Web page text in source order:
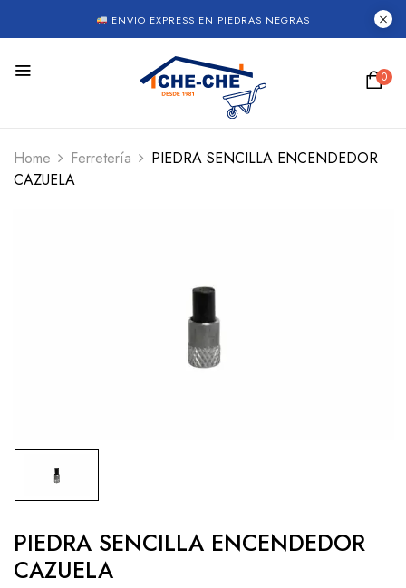
ENVIO EXPRESS EN PIEDRAS NEGRAS
0
Home Ferretería
PIEDRA SENCILLA ENCENDEDOR
CAZUELA
PIEDRA SENCILLA ENCENDEDOR
CAZUELA